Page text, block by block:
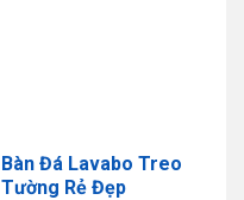
Bàn Đá Lavabo Treo
Tường Rẻ Đẹp